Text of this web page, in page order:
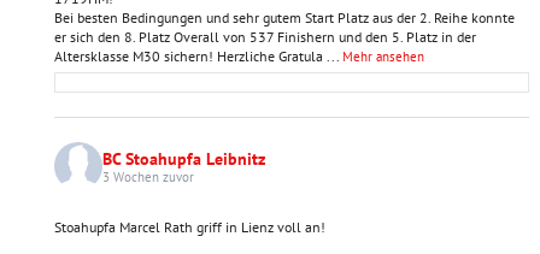
Bei besten Bedingungen und sehr gutem Start Platz aus der 2. Reihe konnte
er sich den 8. Platz Overall von 537 Finishern und den 5. Platz in der
Altersklasse M30 sichern! Herzliche Gratula
Mehr ansehen
BC Stoahupfa Leibnitz
3 Wochen zuvor
Stoahupfa Marcel Rath griff in Lienz voll an!